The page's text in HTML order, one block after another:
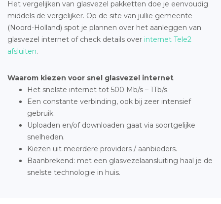
Het vergelijken van glasvezel pakketten doe je eenvoudig
middels de vergelijker. Op de site van jullie gemeente
(Noord-Holland) spot je plannen over het aanleggen van
glasvezel internet of check details over internet Tele2
afsluiten.
Waarom kiezen voor snel glasvezel internet
Het snelste internet tot 500 Mb/s – 1Tb/s.
Een constante verbinding, ook bij zeer intensief
gebruik.
Uploaden en/of downloaden gaat via soortgelijke
snelheden.
Kiezen uit meerdere providers / aanbieders.
Baanbrekend: met een glasvezelaansluiting haal je de
snelste technologie in huis.